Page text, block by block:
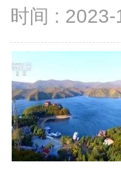
时间 : 2023-